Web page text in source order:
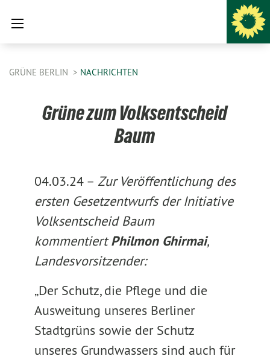
GRÜNE BERLIN NACHRICHTEN
Grüne zum Volksentscheid
Baum
04.03.24 – Zur Veröffentlichung des
ersten Gesetzentwurfs der Initiative
Volksentscheid Baum
kommentiertPhilmon Ghirmai,
Landesvorsitzender:
„Der Schutz, die Pflege und die
Ausweitung unseres Berliner
Stadtgrüns sowie der Schutz
unseres Grundwassers sind auch für